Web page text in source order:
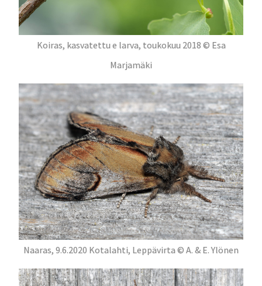
Koiras, kasvatettu e larva, toukokuu 2018 © Esa
Marjamäki
Naaras, 9.6.2020 Kotalahti, Leppävirta © A. & E. Ylönen